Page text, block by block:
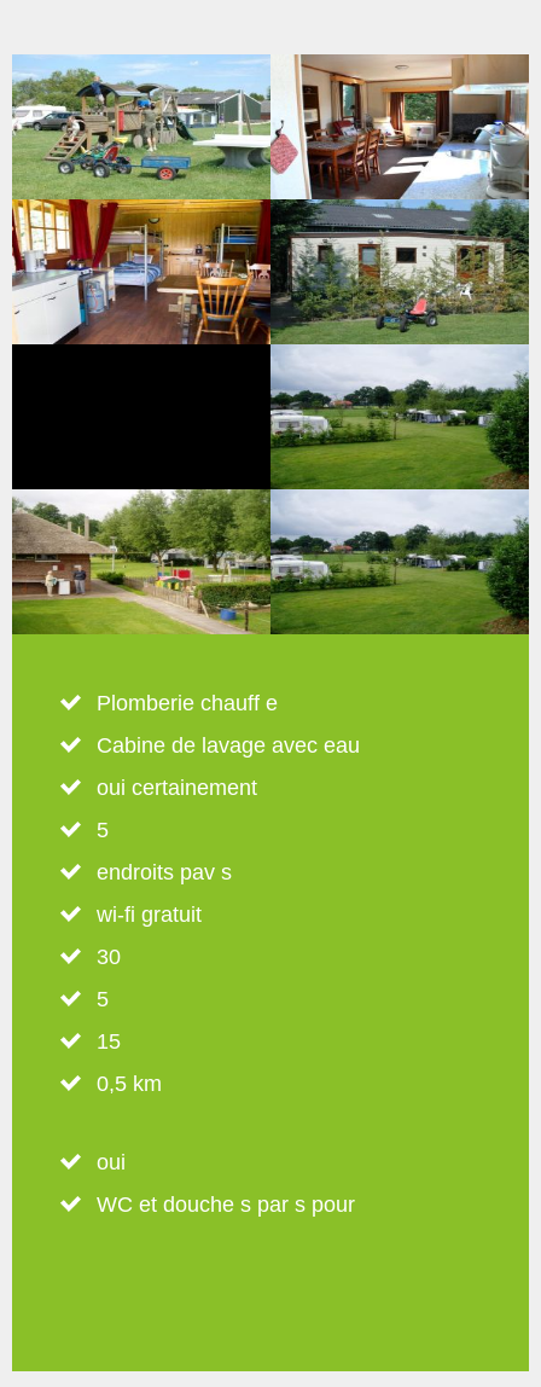
Plomberie chauff e
Cabine de lavage avec eau
oui certainement
5
endroits pav s
wi-fi gratuit
30
5
15
0,5 km
oui
WC et douche s par s pour